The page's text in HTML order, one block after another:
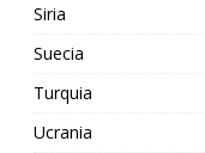
Siria
Suecia
Turquia
Ucrania